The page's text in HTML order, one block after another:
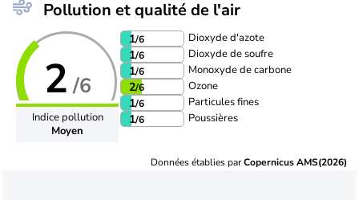
Pollution et qualité de l'air
2 /6
Indice pollution
Moyen
1/6 Dioxyde d'azote
1/6 Dioxyde de soufre
1/6 Monoxyde de carbone
2/6 Ozone
1/6 Particules fines
1/6 Poussières
Données établies parCopernicus AMS(2026)